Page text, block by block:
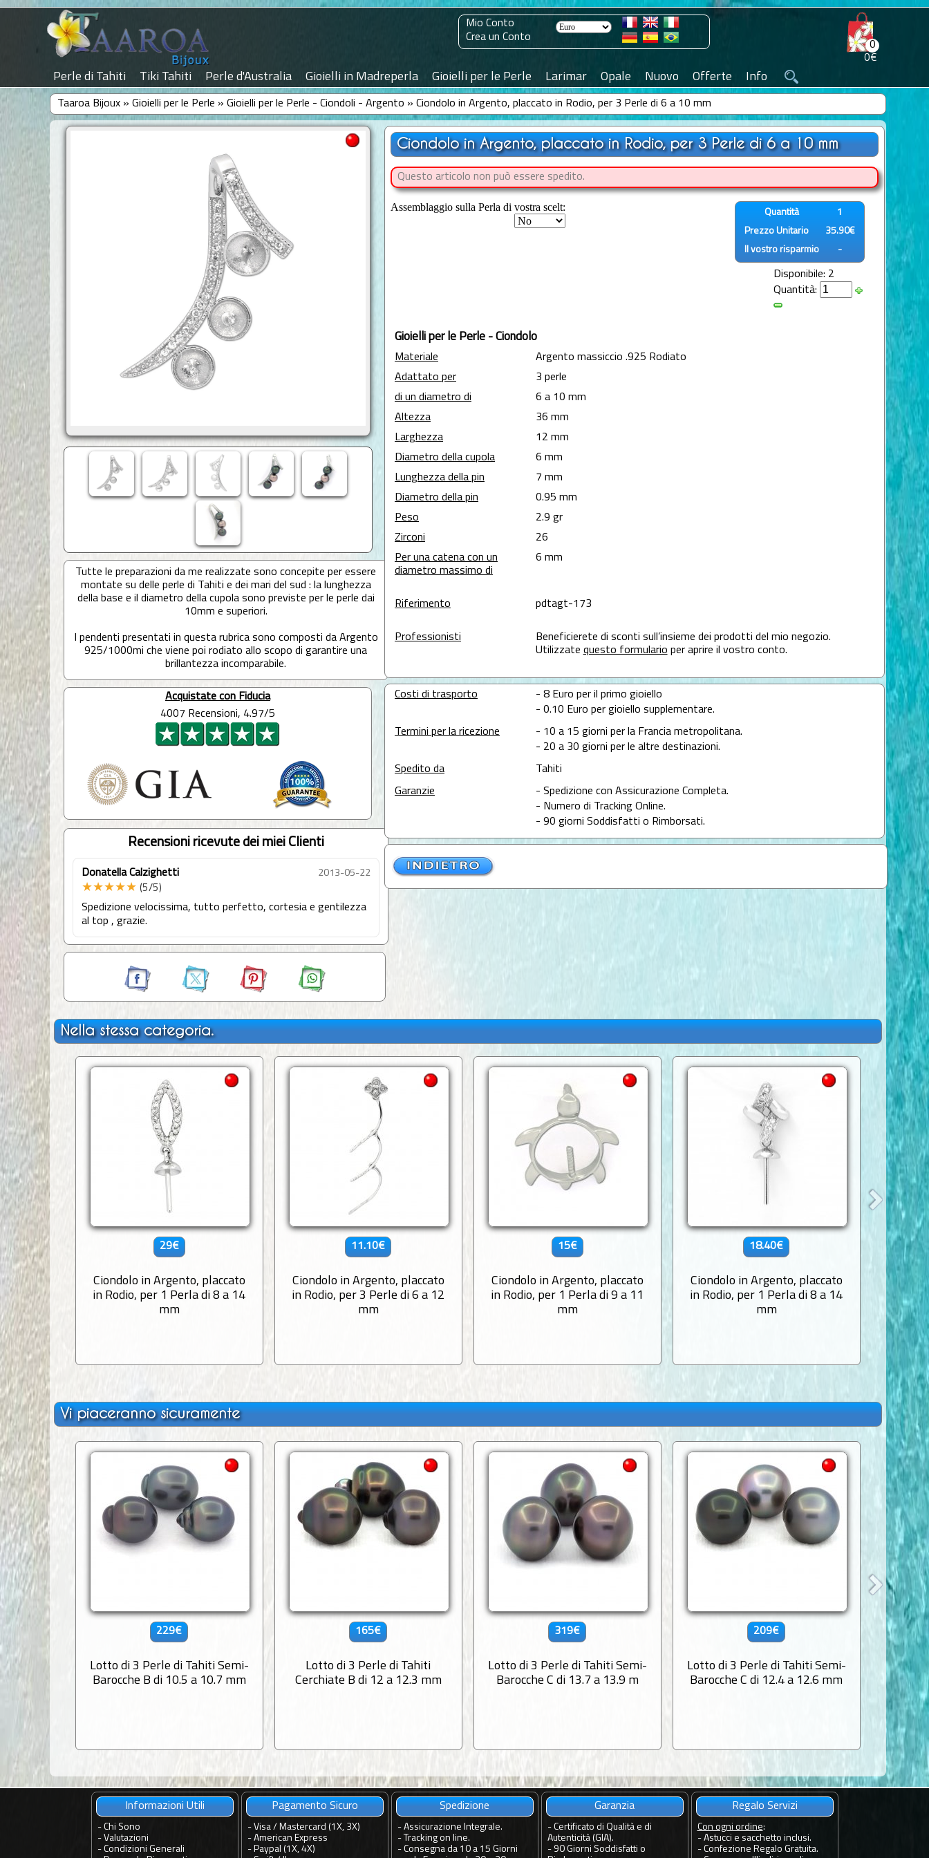
0
0€
Mio Conto
Crea un Conto
Perle di Tahiti Tiki Tahiti Perle d'Australia Gioielli in Madreperla Gioielli per le Perle Larimar Opale Nuovo Offerte Info
Taaroa Bijoux» Gioielli per le Perle » Gioielli per le Perle - Ciondoli - Argento » Ciondolo in Argento, placcato in Rodio, per 3 Perle di 6 a 10 mm
Tutte le preparazioni da me realizzate sono concepite per essere
montate su delle perle di Tahiti e dei mari del sud : la lunghezza
della base e il diametro della cupola sono previste per le perle dai
10mm e superiori.
I pendenti presentati in questa rubrica sono composti da Argento
925/1000mi che viene poi rodiato allo scopo di garantire una
brillantezza incomparabile.
Acquistate con Fiducia
4007 Recensioni, 4.97/5
Recensioni ricevute dei miei Clienti
Donatella Calzighetti 2013-05-22
★★★★★ (5/5)
Spedizione velocissima, tutto perfetto, cortesia e gentilezza
al top , grazie.
Ciondolo in Argento, placcato in Rodio, per 3 Perle di 6 a 10 mm
Questo articolo non può essere spedito.
Assemblaggio sulla Perla di vostra scelt: Quantità
1
Prezzo Unitario
35.90€
Il vostro risparmio
-
Disponibile: 2
Quantità:
Gioielli per le Perle - Ciondolo
Materiale
Argento massiccio .925 Rodiato
Adattato per
3 perle
di un diametro di
6 a 10 mm
Altezza
36 mm
Larghezza
12 mm
Diametro della cupola
6 mm
Lunghezza della pin
7 mm
Diametro della pin
0.95 mm
Peso
2.9 gr
Zirconi
26
Per una catena con un
diametro massimo di
6 mm
Riferimento pdtagt-173
Professionisti
Beneficierete di sconti sull’insieme dei prodotti del mio negozio.
Utilizzate questo formulario per aprire il vostro conto.
Costi di trasporto
- 8 Euro per il primo gioiello
- 0.10 Euro per gioiello supplementare.
Termini per la ricezione
- 10 a 15 giorni per la Francia metropolitana.
- 20 a 30 giorni per le altre destinazioni.
Spedito da
Tahiti
Garanzie
- Spedizione con Assicurazione Completa.
- Numero di Tracking Online.
- 90 giorni Soddisfatti o Rimborsati.
Nella stessa categoria.
29€
Ciondolo in Argento, placcato
in Rodio, per 1 Perla di 8 a 14
mm
11.10€
Ciondolo in Argento, placcato
in Rodio, per 3 Perle di 6 a 12
mm
15€
Ciondolo in Argento, placcato
in Rodio, per 1 Perla di 9 a 11
mm
18.40€
Ciondolo in Argento, placcato
in Rodio, per 1 Perla di 8 a 14
mm
in
Vi piaceranno sicuramente
229€
Lotto di 3 Perle di Tahiti Semi-
Barocche B di 10.5 a 10.7 mm
165€
Lotto di 3 Perle di Tahiti
Cerchiate B di 12 a 12.3 mm
319€
Lotto di 3 Perle di Tahiti Semi-
Barocche C di 13.7 a 13.9 m
209€
Lotto di 3 Perle di Tahiti Semi-
Barocche C di 12.4 a 12.6 mm
Informazioni Utili
- Chi Sono
- Valutazioni
- Condizioni Generali
Pagamento Sicuro
- Visa / Mastercard (1X, 3X)
- American Express
- Paypal (1X, 4X)
Spedizione
- Assicurazione Integrale.
- Tracking on line.
- Consegna da 10 a 15 Giorni
Garanzia
- Certificato di Qualità e di
Autenticità (GIA).
- 90 Giorni Soddisfatti o
Regalo Servizi
Con ogni ordine:
- Astucci e sacchetto inclusi.
- Confezione Regalo Gratuita.